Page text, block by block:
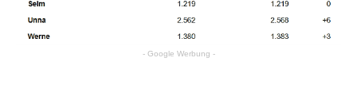
- Google Werbung -